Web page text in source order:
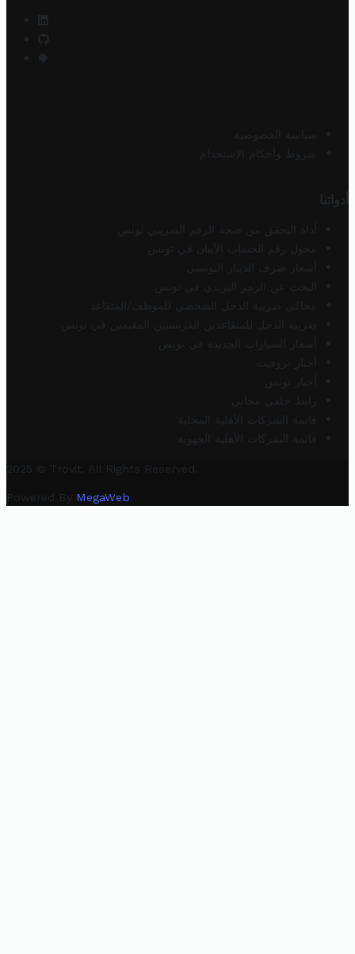
سياسة الخصوصية
شروط وأحكام الاستخدام
أدواتنا
أداة التحقق من صحة الرقم الضريبي تونس
محول رقم الحساب الآيبان في تونس
أسعار صرف الدينار التونسي
البحث عن الرمز البريدي في تونس
محاكي ضريبة الدخل الشخصي للموظف/المتقاعد
ضريبة الدخل للمتقاعدين الفرنسيين المقيمين في تونس
أسعار السيارات الجديدة في تونس
أخبار تروفيت
أخبار تونس
رابط خلفي مجاني
قائمة الشركات الأهلية المحلية
قائمة الشركات الأهلية الجهوية
2025 © Trovit. All Rights Reserved.
Powered By MegaWeb